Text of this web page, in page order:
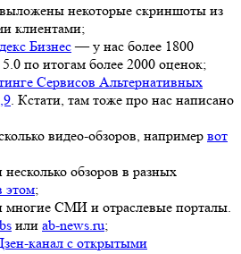
некоторые скриншоты из
клиентами;
Бизнес— у нас более 1800
по итогам более 2000 оценок;
Сервисов Альтернативных
. Кстати, там тоже про нас написано
видео-обзоров, например вот
обзоров в разных
этом;
многие СМИ и отраслевые порталы.
или ab-news.ru;
канал с открытыми